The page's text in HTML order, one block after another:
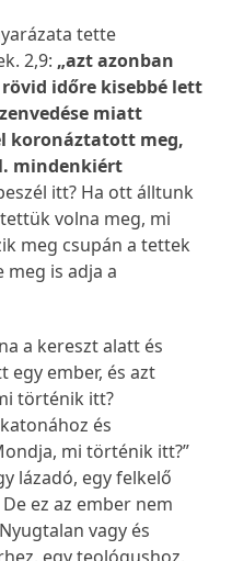
tette
2,9: „azt azonban
időre kisebbé lett
miatt
koronáztatott meg,
mindenkiért
itt? Ha ott álltunk
volna meg, mi
meg csupán a tettek
meg is adja a
a kereszt alatt és
egy ember, és azt
történik itt?
és
mi történik itt?”
lázadó, egy felkelő
ez az ember nem
vagy és